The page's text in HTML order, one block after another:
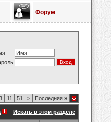
Форум
3 11 51 > Последняя »
Искать в этом разделе